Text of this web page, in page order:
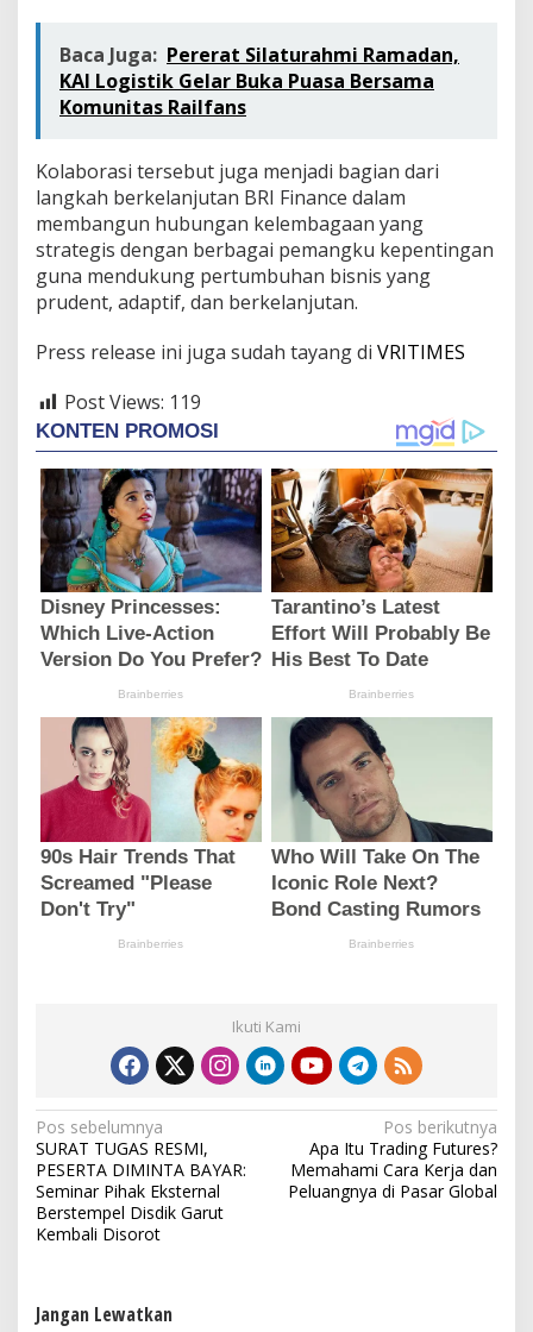
Baca Juga: Pererat Silaturahmi Ramadan,
KAI Logistik Gelar Buka Puasa Bersama
Komunitas Railfans
Kolaborasi tersebut juga menjadi bagian dari
langkah berkelanjutan BRI Finance dalam
membangun hubungan kelembagaan yang
strategis dengan berbagai pemangku kepentingan
guna mendukung pertumbuhan bisnis yang
prudent, adaptif, dan berkelanjutan.
Press release ini juga sudah tayang di VRITIMES
Post Views: 119
Ikuti Kami
N
a
v
i
a
Pos sebelumnya
SURAT TUGAS RESMI,
PESERTA DIMINTA BAYAR:
Seminar Pihak Eksternal
Berstempel Disdik Garut
Kembali Disorot
Pos berikutnya
Apa Itu Trading Futures?
Memahami Cara Kerja dan
Peluangnya di Pasar Global
Jangan Lewatkan